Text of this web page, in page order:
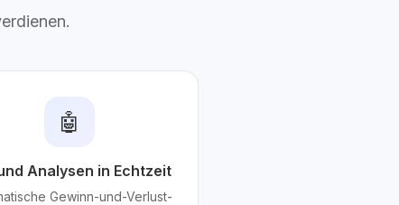
🤖
Analysen in Echtzeit
Gewinn-und-Verlust-